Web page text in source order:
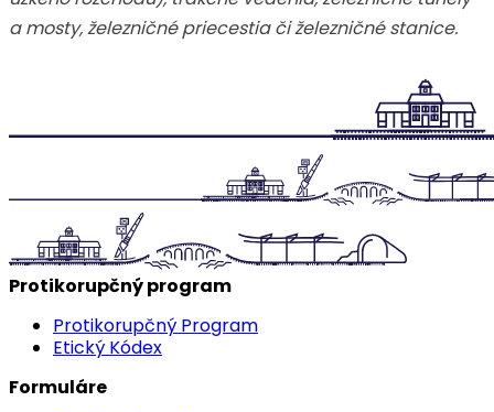
a mosty, železničné priecestia či železničné stanice.
Protikorupčný program
Protikorupčný Program
Etický Kódex
Formuláre